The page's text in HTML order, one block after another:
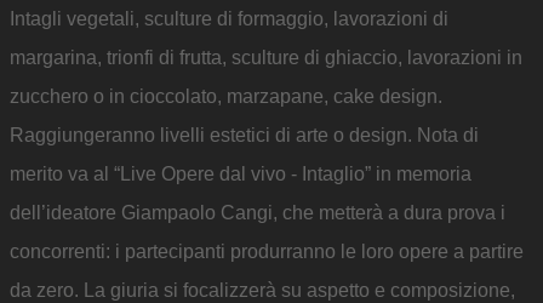
Intagli vegetali, sculture di formaggio, lavorazioni di
margarina, trionfi di frutta, sculture di ghiaccio, lavorazioni in
zucchero o in cioccolato, marzapane, cake design.
Raggiungeranno livelli estetici di arte o design. Nota di
merito va al “Live Opere dal vivo - Intaglio” in memoria
dell’ideatore Giampaolo Cangi, che metterà a dura prova i
concorrenti: i partecipanti produrranno le loro opere a partire
da zero. La giuria si focalizzerà su aspetto e composizione,